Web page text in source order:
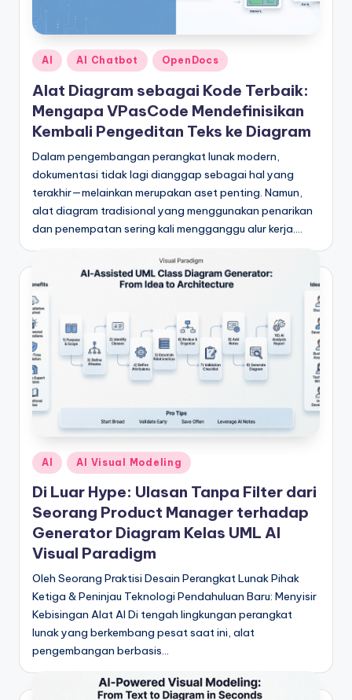
si
a
n
-
A
n
si
g
h
t
s
&
S
o
t
w
a
r
e
n
d
u
Posted
in
AI AI Chatbot OpenDocs
Alat Diagram sebagai Kode Terbaik:
Mengapa VPasCode Mendefinisikan
Kembali Pengeditan Teks ke Diagram
Dalam pengembangan perangkat lunak modern,
dokumentasi tidak lagi dianggap sebagai hal yang
terakhir—melainkan merupakan aset penting. Namun,
alat diagram tradisional yang menggunakan penarikan
dan penempatan sering kali mengganggu alur kerja.…
Posted
in
AI AI Visual Modeling
Di Luar Hype: Ulasan Tanpa Filter dari
Seorang Product Manager terhadap
Generator Diagram Kelas UML AI
Visual Paradigm
Oleh Seorang Praktisi Desain Perangkat Lunak Pihak
Ketiga & Peninjau Teknologi Pendahuluan Baru: Menyisir
Kebisingan Alat AI Di tengah lingkungan perangkat
lunak yang berkembang pesat saat ini, alat
pengembangan berbasis…